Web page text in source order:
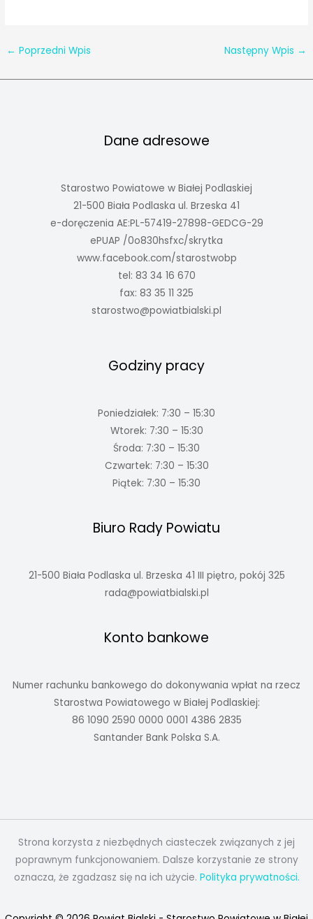
← Poprzedni Wpis Następny Wpis →
Dane adresowe
Starostwo Powiatowe w Białej Podlaskiej
21-500 Biała Podlaska ul. Brzeska 41
e-doręczenia AE:PL-57419-27898-GEDCG-29
ePUAP /0o830hsfxc/skrytka
www.facebook.com/starostwobp
tel: 83 34 16 670
fax: 83 35 11 325
starostwo@powiatbialski.pl
Godziny pracy
Poniedziałek: 7:30 – 15:30
Wtorek: 7:30 – 15:30
Środa: 7:30 – 15:30
Czwartek: 7:30 – 15:30
Piątek: 7:30 – 15:30
Biuro Rady Powiatu
21-500 Biała Podlaska ul. Brzeska 41 III piętro, pokój 325
rada@powiatbialski.pl
Konto bankowe
Numer rachunku bankowego do dokonywania wpłat na rzecz
Starostwa Powiatowego w Białej Podlaskiej:
86 1090 2590 0000 0001 4386 2835
Santander Bank Polska S.A.
Strona korzysta z niezbędnych ciasteczek związanych z jej
poprawnym funkcjonowaniem. Dalsze korzystanie ze strony
oznacza, że zgadzasz się na ich użycie. Polityka prywatności.